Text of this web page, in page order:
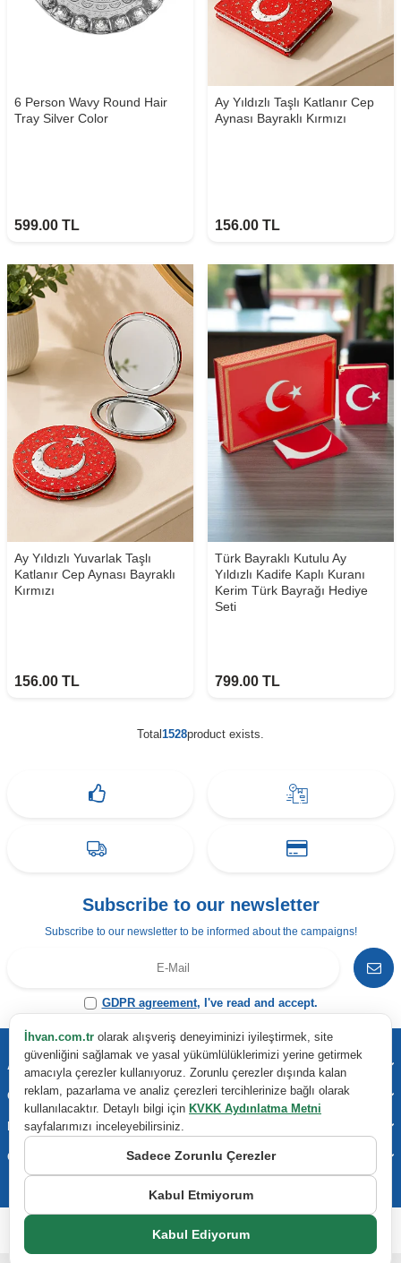
6 Person Wavy Round Hair
Tray Silver Color
599.00 TL
Ay Yıldızlı Taşlı Katlanır Cep
Aynası Bayraklı Kırmızı
156.00 TL
Ay Yıldızlı Yuvarlak Taşlı
Katlanır Cep Aynası Bayraklı
Kırmızı
156.00 TL
Türk Bayraklı Kutulu Ay
Yıldızlı Kadife Kaplı Kuranı
Kerim Türk Bayrağı Hediye
Seti
799.00 TL
Total1528product exists.
Subscribe to our newsletter
Subscribe to our newsletter to be informed about the campaigns!
GDPR agreement, I've read and accept.
Address & Contact
Categories
Important Information
Quick Access
İhvan.com.tr olarak alışveriş deneyiminizi iyileştirmek, site
güvenliğini sağlamak ve yasal yükümlülüklerimizi yerine getirmek
amacıyla çerezler kullanıyoruz. Zorunlu çerezler dışında kalan
reklam, pazarlama ve analiz çerezleri tercihlerinize bağlı olarak
kullanılacaktır. Detaylı bilgi için KVKK Aydınlatma Metni
sayfalarımızı inceleyebilirsiniz.
Sadece Zorunlu Çerezler
Kabul Etmiyorum
Kabul Ediyorum